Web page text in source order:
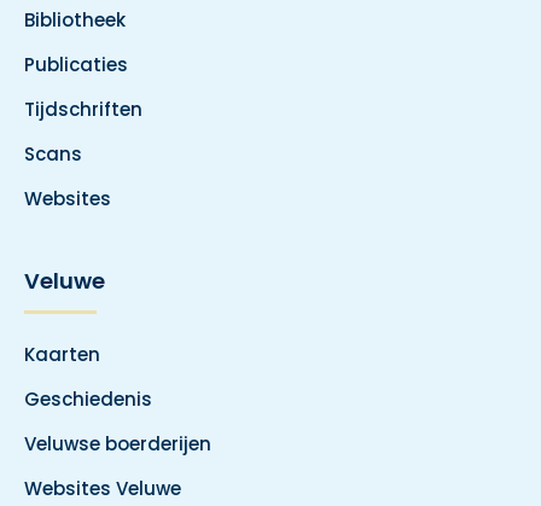
Bibliotheek
Publicaties
Tijdschriften
Scans
Websites
Veluwe
Kaarten
Geschiedenis
Veluwse boerderijen
Websites Veluwe